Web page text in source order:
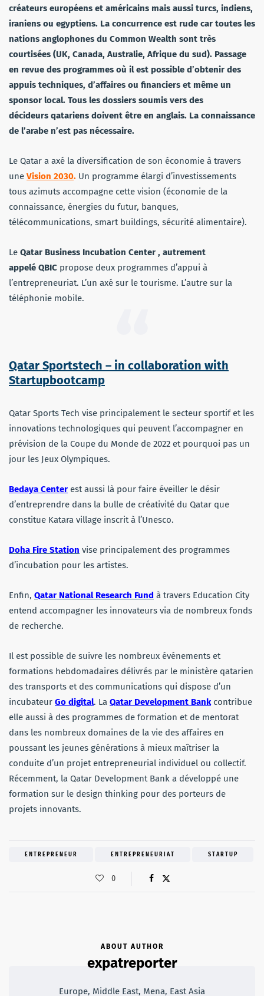
créateurs européens et américains mais aussi turcs, indiens,
iraniens ou egyptiens. La concurrence est rude car toutes les
nations anglophones du Common Wealth sont très
courtisées (UK, Canada, Australie, Afrique du sud). Passage
en revue des programmes où il est possible d’obtenir des
appuis techniques, d’affaires ou financiers et même un
sponsor local. Tous les dossiers soumis vers des
décideurs qatariens doivent être en anglais. La connaissance
de l’arabe n’est pas nécessaire.
Le Qatar a axé la diversification de son économie à travers
une Vision 2030. Un programme élargi d’investissements
tous azimuts accompagne cette vision (économie de la
connaissance, énergies du futur, banques,
télécommunications, smart buildings, sécurité alimentaire).
Le Qatar Business Incubation Center , autrement
appelé QBIC propose deux programmes d’appui à
l’entrepreneuriat. L’un axé sur le tourisme. L’autre sur la
téléphonie mobile.
Qatar Sportstech – in collaboration with
Startupbootcamp
Qatar Sports Tech vise principalement le secteur sportif et les
innovations technologiques qui peuvent l’accompagner en
prévision de la Coupe du Monde de 2022 et pourquoi pas un
jour les Jeux Olympiques.
Bedaya Center est aussi là pour faire éveiller le désir
d’entreprendre dans la bulle de créativité du Qatar que
constitue Katara village inscrit à l’Unesco.
Doha Fire Station vise principalement des programmes
d’incubation pour les artistes.
Enfin, Qatar National Research Fund à travers Education City
entend accompagner les innovateurs via de nombreux fonds
de recherche.
Il est possible de suivre les nombreux événements et
formations hebdomadaires délivrés par le ministère qatarien
des transports et des communications qui dispose d’un
incubateur Go digital. La Qatar Development Bankcontribue
elle aussi à des programmes de formation et de mentorat
dans les nombreux domaines de la vie des affaires en
poussant les jeunes générations à mieux maîtriser la
conduite d’un projet entrepreneurial individuel ou collectif.
Récemment, la Qatar Development Bank a développé une
formation sur le design thinking pour des porteurs de
projets innovants.
ENTREPRENEUR ENTREPRENEURIAT STARTUP
0
ABOUT AUTHOR
expatreporter
Europe, Middle East, Mena, East Asia